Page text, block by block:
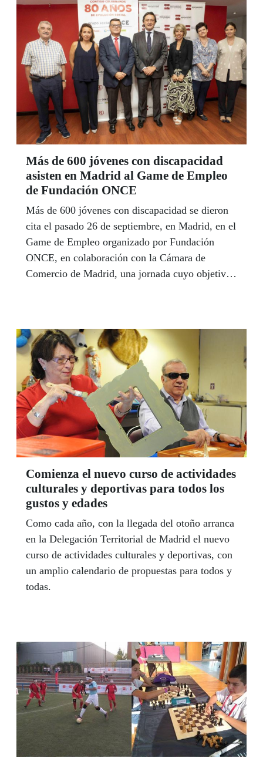
Más de 600 jóvenes con discapacidad
asisten en Madrid al Game de Empleo
de Fundación ONCE
Más de 600 jóvenes con discapacidad se dieron
cita el pasado 26 de septiembre, en Madrid, en el
Game de Empleo organizado por Fundación
ONCE, en colaboración con la Cámara de
Comercio de Madrid, una jornada cuyo objetivo
Comienza el nuevo curso de actividades
culturales y deportivas para todos los
gustos y edades
Como cada año, con la llegada del otoño arranca
en la Delegación Territorial de Madrid el nuevo
curso de actividades culturales y deportivas, con
un amplio calendario de propuestas para todos y
todas.